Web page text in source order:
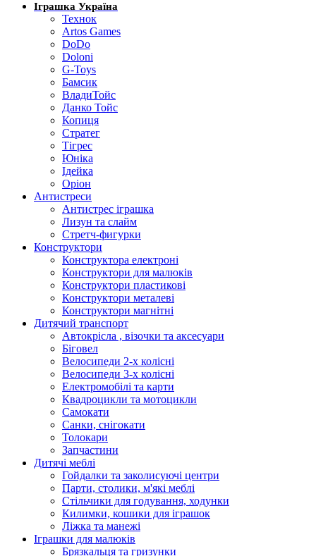
Іграшка Україна
Технок
Artos Games
DoDo
Doloni
G-Toys
Бамсик
ВладиТойс
Данко Тойс
Копиця
Стратег
Тігрес
Юніка
Ідейка
Оріон
Антистреси
Антистрес іграшка
Лизун та слайм
Стретч-фигурки
Конструктори
Конструктора електроні
Конструктори для малюків
Конструктори пластикові
Конструктори металеві
Конструктори магнітні
Дитячий транспорт
Автокрісла , візочки та аксесуари
Біговел
Велосипеди 2-х колісні
Велосипеди 3-х колісні
Електромобілі та карти
Квадроцикли та мотоцикли
Самокати
Санки, снігокати
Толокари
Запчастини
Дитячі меблі
Гойдалки та заколисуючі центри
Парти, столики, м'які меблі
Стільчики для годування, ходунки
Килимки, кошики для іграшок
Ліжка та манежі
Іграшки для малюків
Брязкальця та гризунки